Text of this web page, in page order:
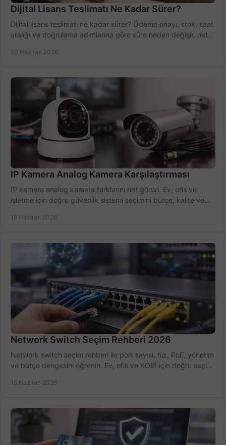
Dijital Lisans Teslimatı Ne Kadar Sürer?
Dijital lisans teslimatı ne kadar sürer? Ödeme onayı, stok, saat
aralığı ve doğrulama adımlarına göre süre neden değişir, net
20 Haziran 2026
IP Kamera Analog Kamera Karşılaştırması
IP kamera analog kamera farklarını net görün. Ev, ofis ve
işletme için doğru güvenlik sistemi seçimini bütçe, kalite ve
18 Haziran 2026
Network Switch Seçim Rehberi 2026
Network switch seçim rehberi ile port sayısı, hız, PoE, yönetim
ve bütçe dengesini öğrenin. Ev, ofis ve KOBİ için doğru seçimi
16 Haziran 2026